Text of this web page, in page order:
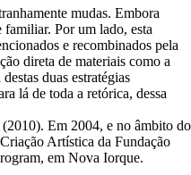
mudas. Embora
familiar. Por um lado, esta
e recombinados pela
direta de materiais como a
duas estratégias
lá de toda a retórica, dessa
Em 2004, e no âmbito do
Artística da Fundação
em Nova Iorque.